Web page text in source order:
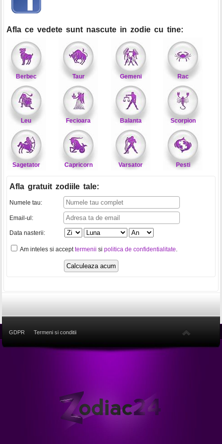
Afla ce vedete sunt nascute in zodie cu tine:
Berbec Taur Gemeni Rac
Leu Fecioara Balanta Scorpion
Sagetator Capricorn Varsator Pesti
Afla gratuit zodiile tale:
Numele tau:
Email-ul:
Data nasterii:
Am inteles si accepttermenii si politica de confidentialitate.
GDPR Termeni si conditii